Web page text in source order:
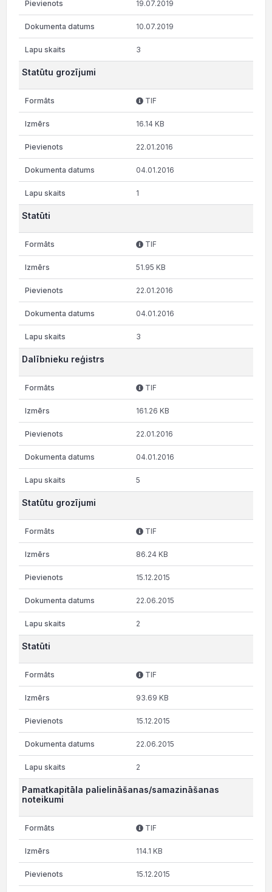
19.07.2019
10.07.2019
3
Statūtu grozījumi
TIF
16.14 KB
22.01.2016
04.01.2016
1
Statūti
TIF
51.95 KB
22.01.2016
04.01.2016
3
Dalībnieku reģistrs
TIF
161.26 KB
22.01.2016
04.01.2016
5
Statūtu grozījumi
TIF
86.24 KB
15.12.2015
22.06.2015
2
Statūti
TIF
93.69 KB
15.12.2015
22.06.2015
2
Pamatkapitāla palielināšanas/samazināšanas
noteikumi
TIF
114.1 KB
15.12.2015